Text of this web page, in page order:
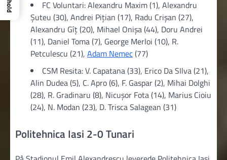
FC Voluntari: Alexandru Maxim (1), Alexandru
Șuteu (30), Andrei Pițian (17), Radu Crişan (27),
Alexandru Gîţ (20), Mihael Onișa (44), Doru Andrei
(11), Daniel Toma (7), George Merloi (10), R.
Petculescu (21), Adam Nemec(77)
CSM Resita: V. Capatana (33), Erico Da SIlva (21),
Alin Dudea (5), C. Apro (6), F. Gaspar (2), Mihai Dolghi
(28), R. Gradinaru (8), Nicușor Fota (14), Marius Cioiu
(24), N. Modan (23), D. Trisca Salagean (31)
Politehnica Iasi 2-0 Tunari